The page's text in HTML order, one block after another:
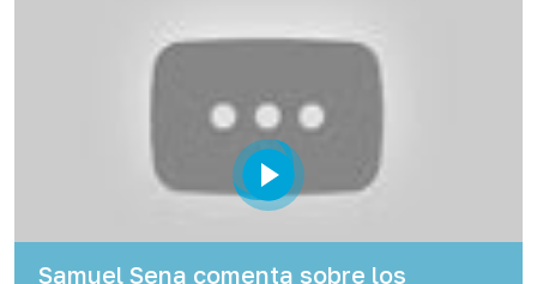
Samuel Sena comenta sobre los